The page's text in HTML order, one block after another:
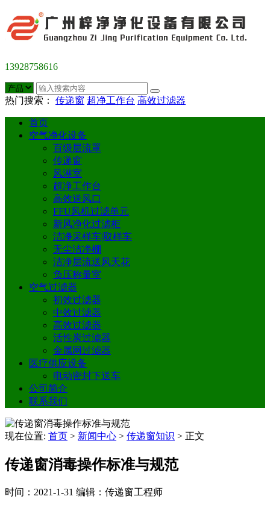
13928758616
热门搜索： 传递窗 超净工作台 高效过滤器
首页
空气净化设备
百级层流罩
传递窗
风淋室
超净工作台
高效送风口
FFU风机过滤单元
新风净化过滤柜
洁净采样车|取样车
无尘洁净棚
洁净层流送风天花
负压称量室
空气过滤器
初效过滤器
中效过滤器
高效过滤器
活性炭过滤器
金属网过滤器
医疗供应设备
电动密封下送车
公司简介
联系我们
现在位置: 首页 > 新闻中心 > 传递窗知识 > 正文
传递窗消毒操作标准与规范
时间：2021-1-31 编辑：传递窗工程师